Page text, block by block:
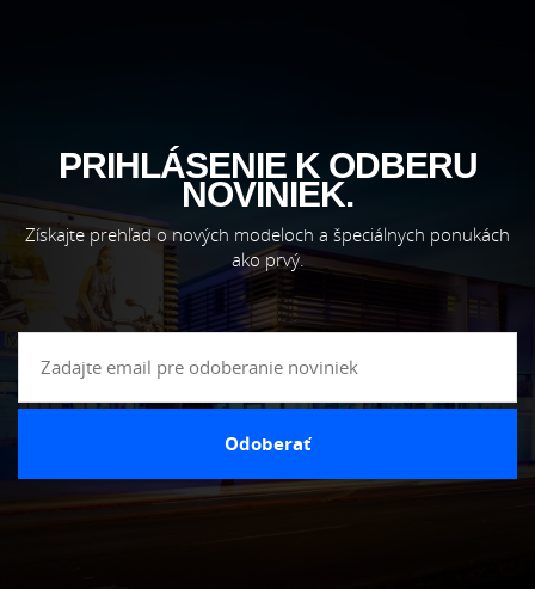
PRIHLÁSENIE K ODBERU
NOVINIEK.
Získajte prehľad o nových modeloch a špeciálnych ponukách
ako prvý.
Odoberať